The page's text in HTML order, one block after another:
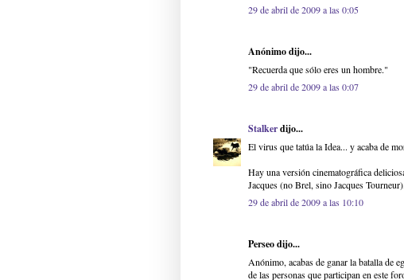
29 de abril de 2009 a las 0:05
Anónimo dijo...
"Recuerda que sólo eres un hombre."
29 de abril de 2009 a las 0:07
Stalkerdijo...
El virus que tatúa la Idea... y acaba de
Hay una versión cinematográfica
Jacques (no Brel, sino Jacques Tourneur).
29 de abril de 2009 a las 10:10
Perseo dijo...
Anónimo, acabas de ganar la batalla de
de las personas que participan en este